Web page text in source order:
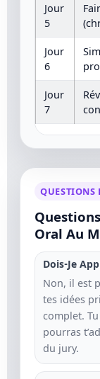
Jour
5
Jour
6
Jour
7
QUESTIONS
Oral Au
Dois-Je
Non, il est
tes idées
complet.
pourras
du jury.